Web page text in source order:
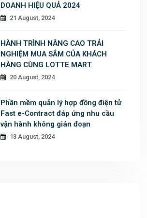
DOANH HIỆU QUẢ 2024
21 August, 2024
HÀNH TRÌNH NÂNG CAO TRẢI
NGHIỆM MUA SẮM CỦA KHÁCH
HÀNG CÙNG LOTTE MART
20 August, 2024
Phần mềm quản lý hợp đồng điện tử
Fast e-Contract đáp ứng nhu cầu
vận hành không gián đoạn
13 August, 2024